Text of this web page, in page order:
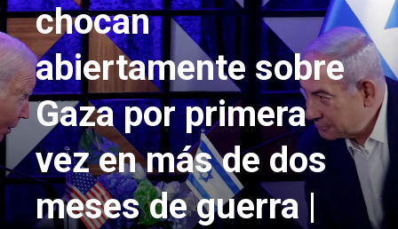
chocan
abiertamente sobre
Gaza por primera
vez en más de dos
meses de guerra |